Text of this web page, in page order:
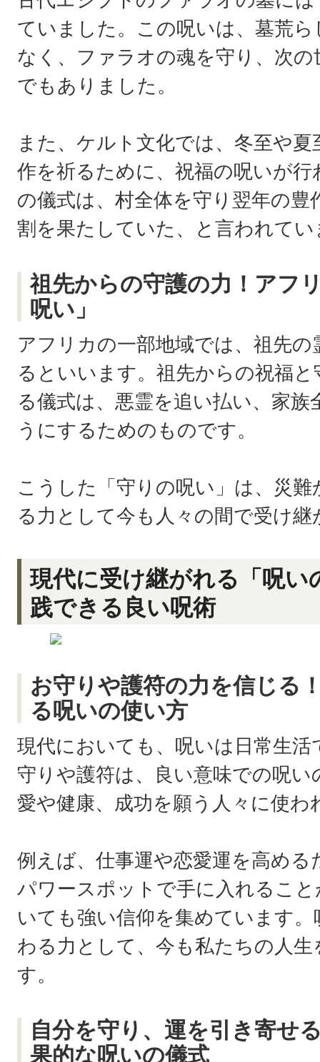
ていました。この呪いは、墓荒
なく、ファラオの魂を守り、次
でもありました。
また、ケルト文化では、冬至や
作を祈るために、祝福の呪いが
の儀式は、村全体を守り翌年の
割を果たしていた、と言われてい
祖先からの守護の力！アフ
呪い」
アフリカの一部地域では、祖先
るといいます。祖先からの祝福
る儀式は、悪霊を追い払い、家
うにするためのものです。
こうした「守りの呪い」は、災
る力として今も人々の間で受け
現代に受け継がれる「呪い
践できる良い呪術
お守りや護符の力を信じる
る呪いの使い方
現代においても、呪いは日常生
守りや護符は、良い意味での呪
愛や健康、成功を願う人々に使わ
例えば、仕事運や恋愛運を高め
パワースポットで手に入れるこ
いても強い信仰を集めています
わる力として、今も私たちの人
す。
自分を守り、運を引き寄せ
果的な呪いの儀式